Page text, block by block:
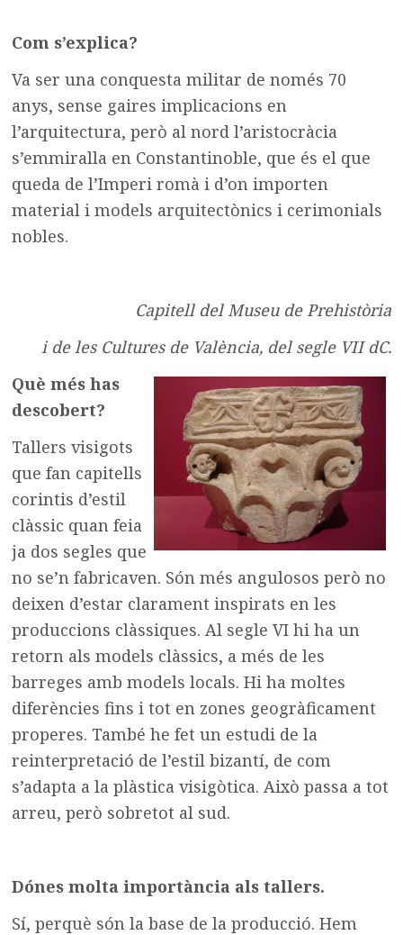
Com s’explica?
Va ser una conquesta militar de només 70
anys, sense gaires implicacions en
l’arquitectura, però al nord l’aristocràcia
s’emmiralla en Constantinoble, que és el que
queda de l’Imperi romà i d’on importen
material i models arquitectònics i cerimonials
nobles.
Capitell del Museu de Prehistòria
i de les Cultures de València, del segle VII dC.
Què més has
descobert?
Tallers visigots
que fan capitells
corintis d’estil
clàssic quan feia
ja dos segles que
no se’n fabricaven. Són més angulosos però no
deixen d’estar clarament inspirats en les
produccions clàssiques. Al segle VI hi ha un
retorn als models clàssics, a més de les
barreges amb models locals. Hi ha moltes
diferències fins i tot en zones geogràficament
properes. També he fet un estudi de la
reinterpretació de l’estil bizantí, de com
s’adapta a la plàstica visigòtica. Això passa a tot
arreu, però sobretot al sud.
Dónes molta importància als tallers.
Sí, perquè són la base de la producció. Hem